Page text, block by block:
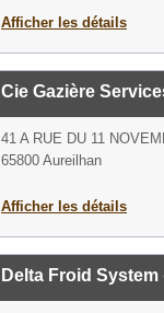
Afficher les détails
Cie Gazière
41 A RUE DU 11
65800 Aureilhan
Afficher les détails
Delta Froid System